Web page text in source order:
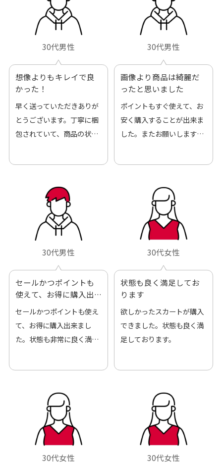
30代男性
想像よりもキレイで良
かった！
早く送っていただきありが
とうございます。丁寧に梱
包されていて、商品の状態
30代男性
画像より商品は綺麗だ
ったと思いました
ポイントもすぐ使えて、お
安く購入することが出来ま
した。またお願いします、
30代男性
セールかつポイントも
使えて、お得に購入出
来ました
セールかつポイントも使え
て、お得に購入出来まし
た。状態も非常に良く満足
30代女性
状態も良く満足してお
ります
欲しかったスカートが購入
できました。状態も良く満
足しております。
30代女性 30代女性